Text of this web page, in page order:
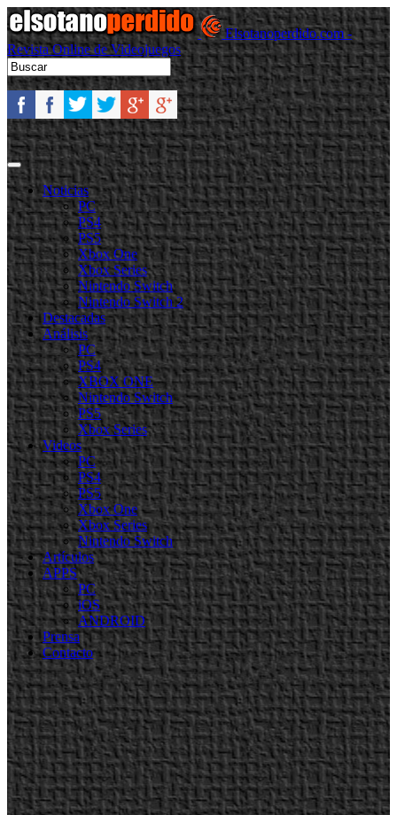
Elsotanoperdido.com -
Revista Online de Videojuegos
Noticias
PC
PS4
PS5
Xbox One
Xbox Series
Nintendo Switch
Nintendo Switch 2
Destacadas
Análisis
PC
PS4
XBOX ONE
Nintendo Switch
PS5
Xbox Series
Videos
PC
PS4
PS5
Xbox One
Xbox Series
Nintendo Switch
Artículos
APPS
PC
iOS
ANDROID
Prensa
Contacto